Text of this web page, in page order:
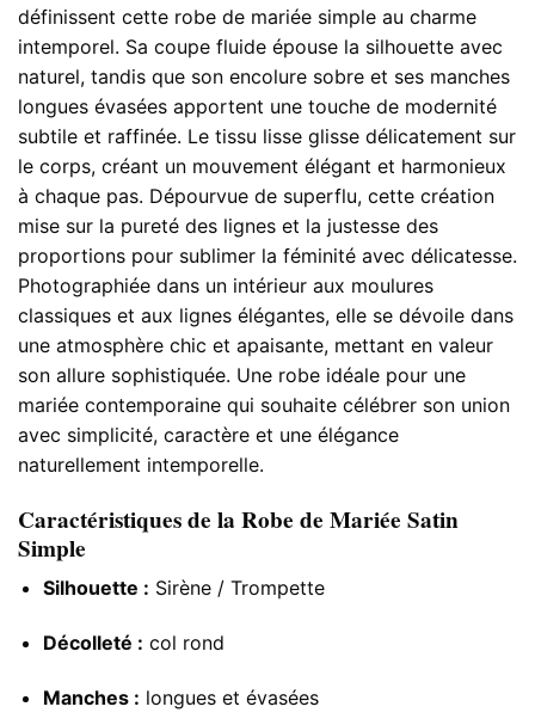
définissent cette robe de mariée simple au charme
intemporel. Sa coupe fluide épouse la silhouette avec
naturel, tandis que son encolure sobre et ses manches
longues évasées apportent une touche de modernité
subtile et raffinée. Le tissu lisse glisse délicatement sur
le corps, créant un mouvement élégant et harmonieux
à chaque pas. Dépourvue de superflu, cette création
mise sur la pureté des lignes et la justesse des
proportions pour sublimer la féminité avec délicatesse.
Photographiée dans un intérieur aux moulures
classiques et aux lignes élégantes, elle se dévoile dans
une atmosphère chic et apaisante, mettant en valeur
son allure sophistiquée. Une robe idéale pour une
mariée contemporaine qui souhaite célébrer son union
avec simplicité, caractère et une élégance
naturellement intemporelle.
Caractéristiques de la Robe de Mariée Satin
Simple
Silhouette : Sirène / Trompette
Décolleté : col rond
Manches : longues et évasées